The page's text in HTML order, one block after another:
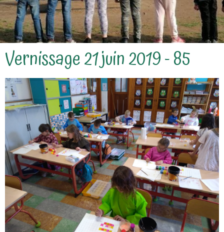
Vernissage 21 juin 2019 - 85